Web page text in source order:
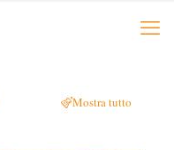
Mostra tutto